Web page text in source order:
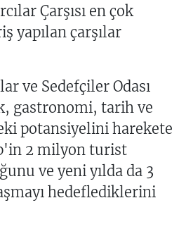
Çarşısı en çok
yapılan çarşılar
ve Sedefçiler Odası
gastronomi, tarih ve
potansiyelini harekete
2 milyon turist
ve yeni yılda da 3
hedeflediklerini